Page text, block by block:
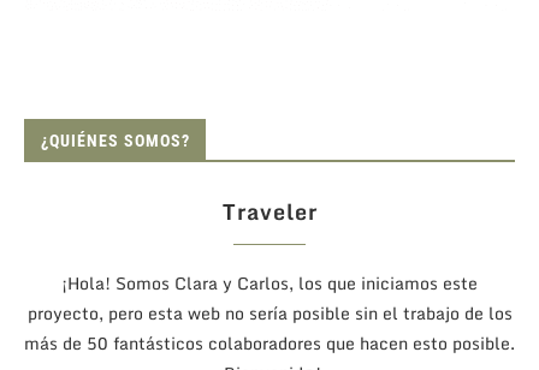
¿QUIÉNES SOMOS?
Traveler
¡Hola! Somos Clara y Carlos, los que iniciamos este
proyecto, pero esta web no sería posible sin el trabajo de los
más de 50 fantásticos colaboradores que hacen esto posible.